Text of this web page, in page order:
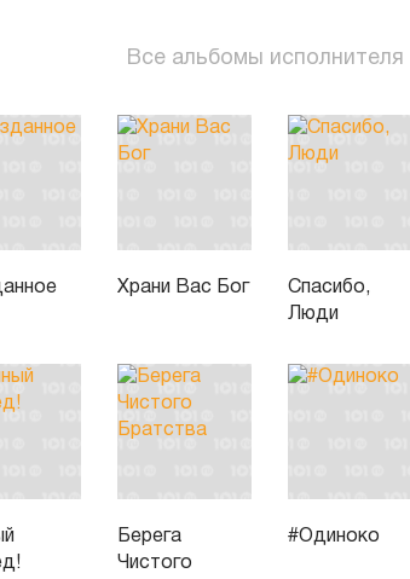
Все альбомы исполнителя
Храни Вас Бог
Спасибо,
Люди
Берега
Чистого
#Одиноко